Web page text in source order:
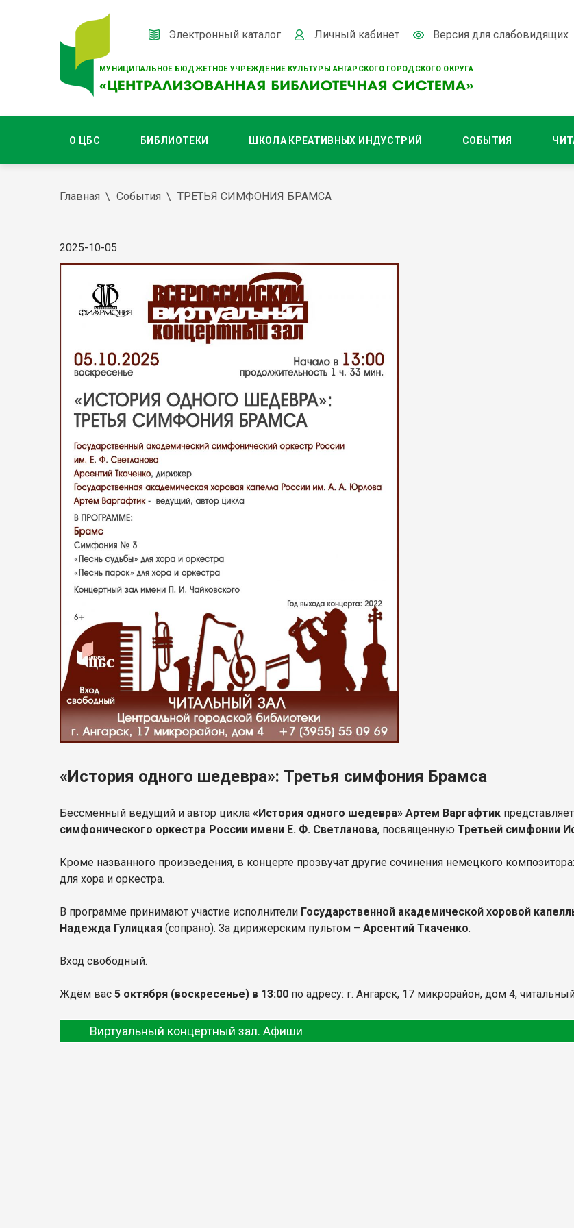
МУНИЦИПАЛЬНОЕ БЮДЖЕТНОЕ УЧРЕЖДЕНИЕ КУЛЬТУРЫ АНГАРСКОГО ГОРОДСКОГО ОКРУГА
Электронный каталог Личный кабинет Версия для слабовидящих
О ЦБС БИБЛИОТЕКИ ШКОЛА КРЕАТИВНЫХ ИНДУСТРИЙ СОБЫТИЯ
Главная События ТРЕТЬЯ СИМФОНИЯ БРАМСА
2025-10-05
«История одного шедевра»: Третья симфония Брамса
Бессменный ведущий и автор цикла «История одного шедевра» Артем Варгафтик
симфонического оркестра России имени Е. Ф. Светланова, посвященную Третьей симфонии
Кроме названного произведения, в концерте прозвучат другие сочинения немецкого композитора:
для хора и оркестра.
В программе принимают участие исполнители Государственной академической хоровой
Надежда Гулицкая (сопрано). За дирижерским пультом – Арсентий Ткаченко.
Вход свободный.
Ждём вас 5 октября (воскресенье) в 13:00 по адресу: г. Ангарск, 17 микрорайон, дом 4,
Виртуальный концертный зал. Афиши